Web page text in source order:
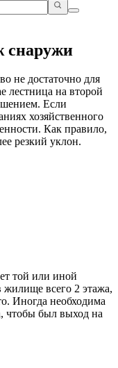
снаружи
не достаточно для
лестница на второй
Если
хозяйственного
Как правило,
резкий уклон.
той или иной
жилище всего 2 этажа,
Иногда необходима
чтобы был выход на